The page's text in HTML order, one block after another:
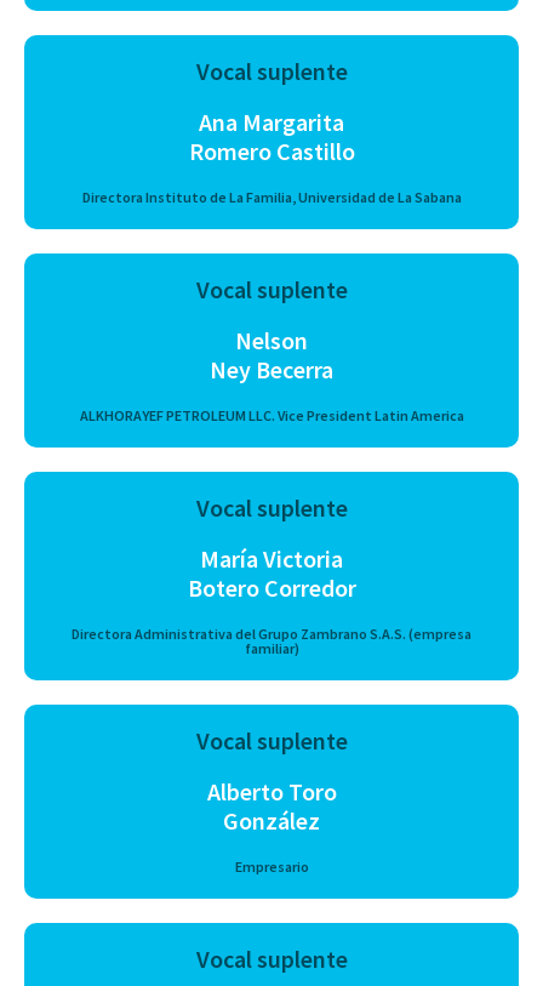
Vocal suplente
Ana Margarita
Romero Castillo
Directora Instituto de La Familia, Universidad de La Sabana
Vocal suplente
Nelson
Ney Becerra
ALKHORAYEF PETROLEUM LLC. Vice President Latin America
Vocal suplente
María Victoria
Botero Corredor
Directora Administrativa del Grupo Zambrano S.A.S. (empresa
familiar)
Vocal suplente
Alberto Toro
González
Empresario
Vocal suplente